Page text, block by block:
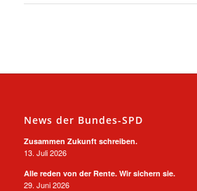
News der Bundes-SPD
Zusammen Zukunft schreiben.
13. Juli 2026
Alle reden von der Rente. Wir sichern sie.
29. Juni 2026